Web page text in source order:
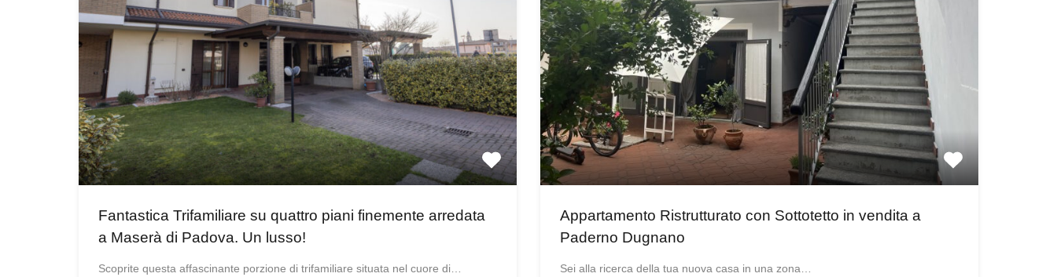
Fantastica Trifamiliare su quattro piani finemente arredata
a Maserà di Padova. Un lusso!
Scoprite questa affascinante porzione di trifamiliare situata nel cuore di…
Appartamento Ristrutturato con Sottotetto in vendita a
Paderno Dugnano
Sei alla ricerca della tua nuova casa in una zona…